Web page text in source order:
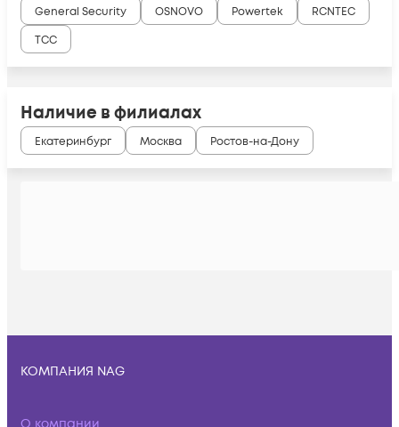
General Security
OSNOVO Powertek
RCNTEC
ТСС
Наличие в филиалах
Екатеринбург Москва Ростов-на-Дону
КОМПАНИЯ NAG